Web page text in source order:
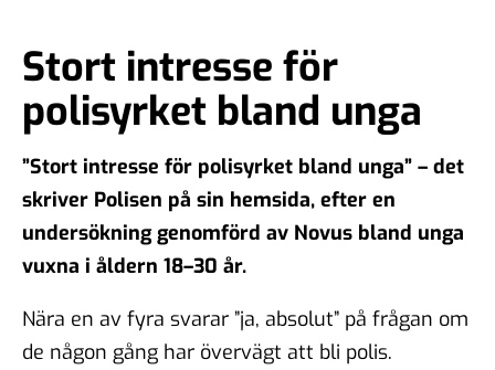
Stort intresse för
polisyrket bland unga
”Stort intresse för polisyrket bland unga” – det
skriver Polisen på sin hemsida, efter en
undersökning genomförd av Novus bland unga
vuxna i åldern 18–30 år.
Nära en av fyra svarar ”ja, absolut” på frågan om
de någon gång har övervägt att bli polis.